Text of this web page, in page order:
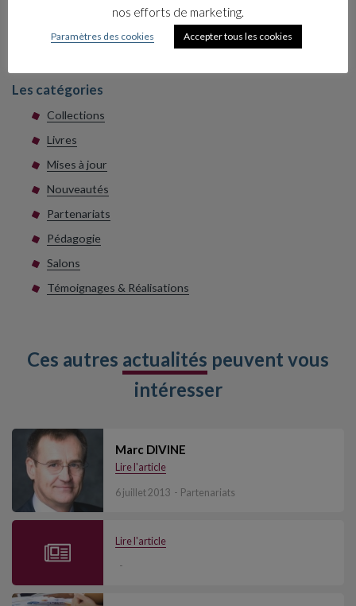
Élaborer et animer une formation pour
tous les salariés afin d’intégrer les fonda…
Les catégories
Collections
Livres
Mises à jour
Nouveautés
Partenariats
Pédagogie
Salons
Témoignages & Réalisations
Ces autres actualités peuvent vous
intéresser
Marc DIVINE
Lire l'article
6 juillet 2013 Partenariats
Lire l'article
nos efforts de marketing.
Paramètres des cookies Accepter tous les cookies